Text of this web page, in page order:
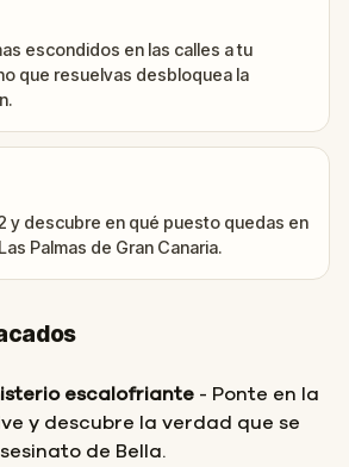
escondidos en las calles a tu
que resuelvas desbloquea la
y descubre en qué puesto quedas en
Palmas de Gran Canaria.
escalofriante - Ponte en la
y descubre la verdad que se
de Bella.